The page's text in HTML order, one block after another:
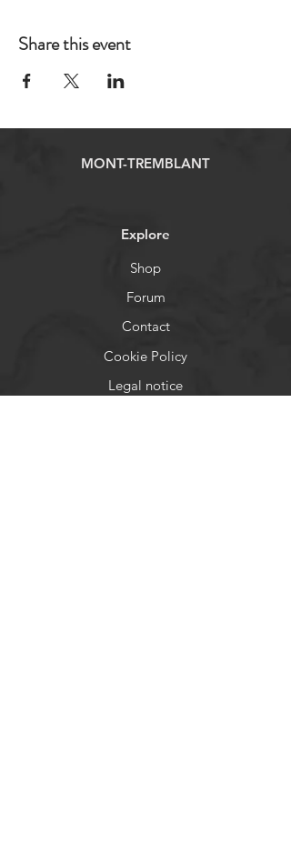
Share this event
MONT-TREMBLANT
Explore
Shop
Forum
Contact
Cookie Policy
Legal notice